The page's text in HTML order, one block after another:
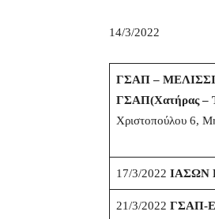
14/3/2022
ΓΣΑΠ –
ΓΣΑΠ(Χατήρας –
Χριστοπούλου 6,
17/3/2022 ΙΑΣΩΝ
21/3/2022 ΓΣΑΠ-